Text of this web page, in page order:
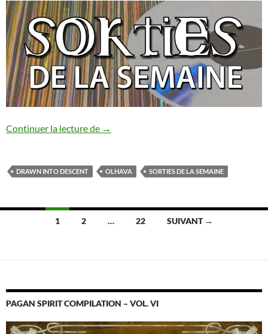
Continuer la lecture de Sorties de la semaine [21/02-27/02/
→
DRAWN INTO DESCENT OLHAVA SORTIES DE LA SEMAINE
Navigation
articles
1 2 … 22 SUIVANT →
PAGAN SPIRIT COMPILATION – VOL. VI